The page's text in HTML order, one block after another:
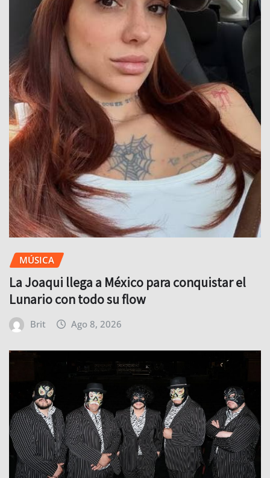
MÚSICA
La Joaqui llega a México para conquistar el
Lunario con todo su flow
Brit Ago 8, 2026